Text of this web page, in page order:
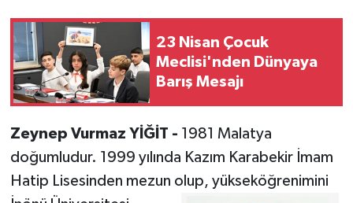
23 Nisan Çocuk
Meclisi'nden Dünyaya
Barış Mesajı
Zeynep Vurmaz YİĞİT - 1981 Malatya
doğumludur. 1999 yılında Kazım Karabekir İmam
Hatip Lisesinden mezun olup, yükseköğrenimini